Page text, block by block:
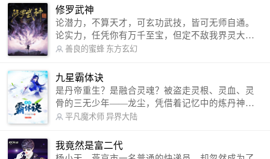
微博：皇甫奇（地址：http://weibo.com/u/25284575
87） QQ交流群：320238210【普通群】 574501330
【VIP订阅群】 欢迎大家关注。
修罗武神
论潜力，不算天才，可玄功武技，皆可无师自通。
论实力，任凭你有万千至宝，但定不敌我界灵大
军。 我是谁？天下众生视我为修罗，却不知，我以
信公众号：善良的蜜蜂后援会）
善良的蜜蜂 东方玄幻
九星霸体诀
是丹帝重生？是融合灵魂？被盗走灵根、灵血、灵
骨的三无少年——龙尘，凭借着记忆中的炼丹神
术，修行神秘功法九星霸体诀，拨开重重迷雾，解
勾搭各色美女，镇压恶鬼邪神。 江湖传闻：龙
尘一到，地吼天啸。龙尘一出，鬼泣神哭。 本
平凡魔术师 异界大陆
我竟然是富二代